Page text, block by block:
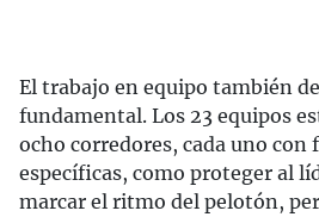
El trabajo en equipo también
fundamental. Los 23 equipos
ocho corredores, cada uno con
específicas, como proteger al
marcar el ritmo del pelotón,